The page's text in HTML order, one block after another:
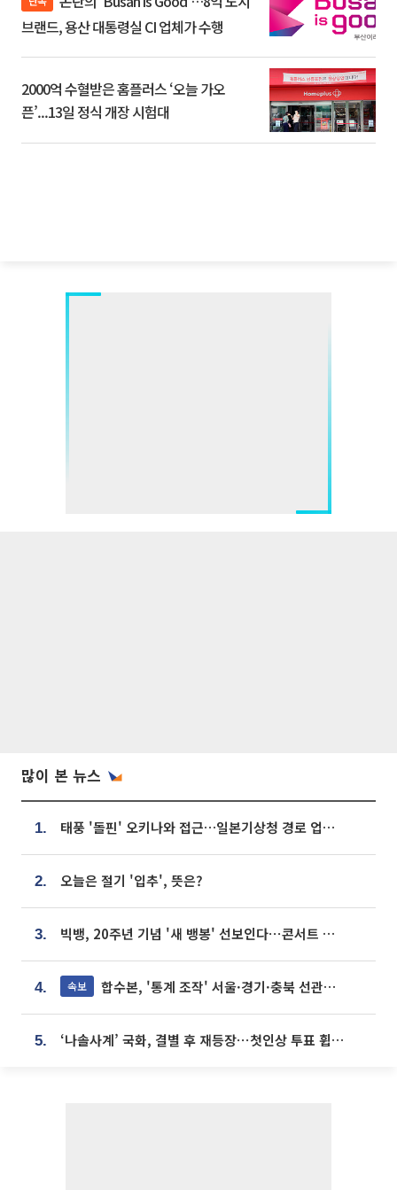
브랜드, 용산 대통령실 CI 업체가 수행
2000억 수혈받은 홈플러스 ‘오늘 가오
픈’...13일 정식 개장 시험대
많이 본 뉴스
1. 태풍 '돌핀' 오키나와 접근…일본기상청 경로 업데이트
2. 오늘은 절기 '입추', 뜻은?
3. 빅뱅, 20주년 기념 '새 뱅봉' 선보인다⋯콘서트 앞두고 팝업 개최
4. 속보 합수본, '통계 조작' 서울·경기·충북 선관위 등 추가 압수수색
5. ‘나솔사계’ 국화, 결별 후 재등장⋯첫인상 투표 휩쓸고 ‘인기녀’ 등극